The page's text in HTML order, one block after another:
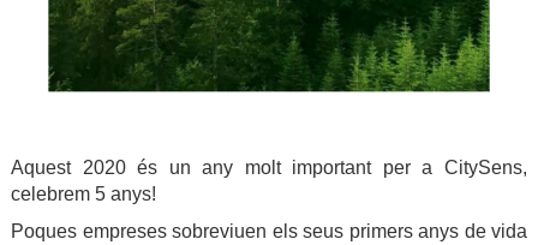
Aquest 2020 és un any molt important per a CitySens,
celebrem 5 anys!
Poques empreses sobreviuen els seus primers anys de vida